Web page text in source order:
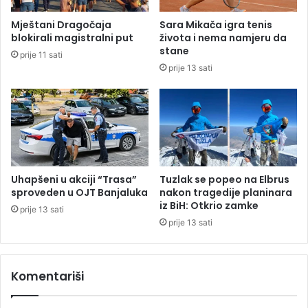
e
z
j
a
e
p
r
a
z
n
e
o
d
o
a
l
e
8
5
m
i
l
n
K
Mještani Dragočaja
blokirali magistralni put
prije 11 sati
Sara Mikača igra tenis
života i nema namjeru da
stane
prije 13 sati
Uhapšeni u akciji “Trasa”
sproveden u OJT Banjaluka
prije 13 sati
Tuzlak se popeo na Elbrus
nakon tragedije planinara
iz BiH: Otkrio zamke
prije 13 sati
Komentariši